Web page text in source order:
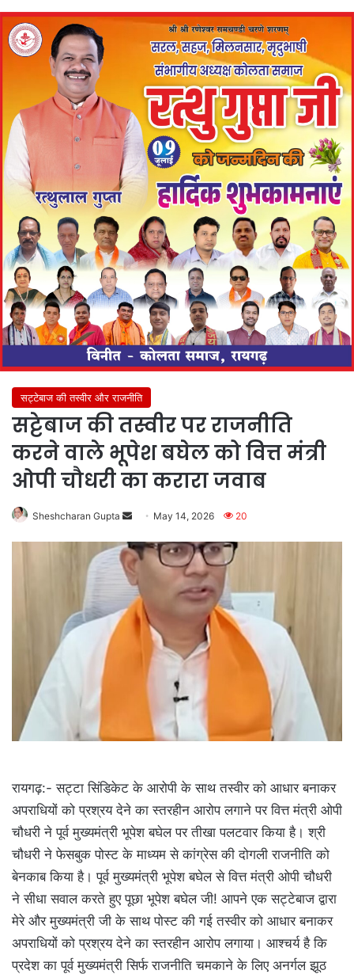
सट्टेबाज की तस्वीर और राजनीति
सट्टेबाज की तस्वीर पर राजनीति
करने वाले भूपेश बघेल को वित्त मंत्री
ओपी चौधरी का करारा जवाब
Sheshcharan Gupta
Send
email
May 14, 2026 20
रायगढ़:- सट्टा सिंडिकेट के आरोपी के साथ तस्वीर को आधार बनाकर
अपराधियों को प्रश्रय देने का स्तरहीन आरोप लगाने पर वित्त मंत्री ओपी
चौधरी ने पूर्व मुख्यमंत्री भूपेश बघेल पर तीखा पलटवार किया है। श्री
चौधरी ने फेसबुक पोस्ट के माध्यम से कांग्रेस की दोगली राजनीति को
बेनकाब किया है। पूर्व मुख्यमंत्री भूपेश बघेल से वित्त मंत्री ओपी चौधरी
ने सीधा सवाल करते हुए पूछा भूपेश बघेल जी! आपने एक सट्टेबाज द्वारा
मेरे और मुख्यमंत्री जी के साथ पोस्ट की गई तस्वीर को आधार बनाकर
अपराधियों को प्रश्रय देने का स्तरहीन आरोप लगाया। आश्चर्य है कि
प्रदेश का पूर्व मुख्यमंत्री सिर्फ राजनीति चमकाने के लिए अनर्गल झूठ